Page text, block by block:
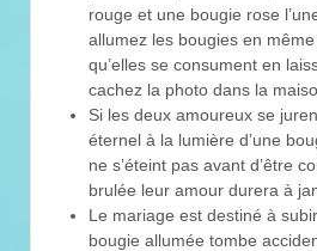
rouge et une bougie rose
allumez les bougies en
qu’elles se consument en
cachez la photo dans la
Si les deux amoureux se
éternel à la lumière d’une
ne s’éteint pas avant d’être
brulée leur amour durera à
Le mariage est destiné à
bougie allumée tombe